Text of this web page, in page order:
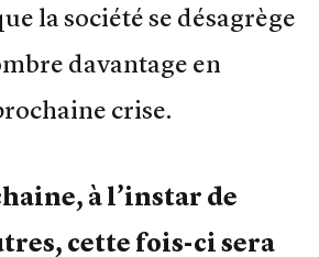
la société se désagrège
davantage en
crise.
à l’instar de
cette fois-ci sera